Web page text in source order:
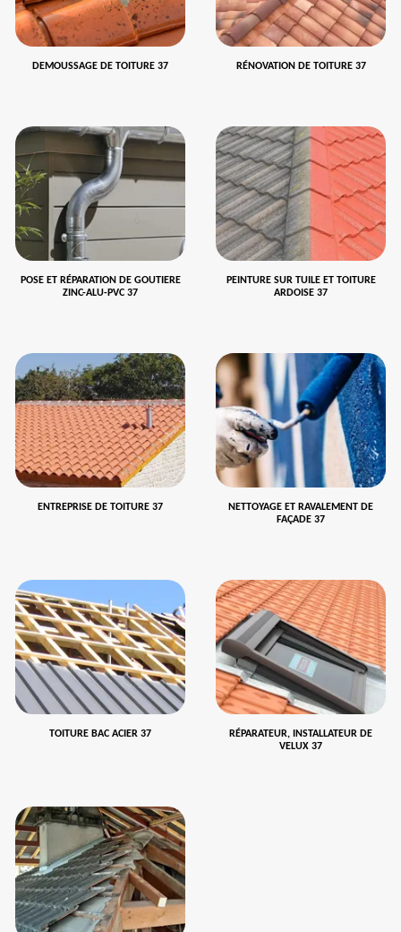
DEMOUSSAGE DE TOITURE 37 RÉNOVATION DE TOITURE 37
POSE ET RÉPARATION DE GOUTIERE
ZINC-ALU-PVC 37
PEINTURE SUR TUILE ET TOITURE
ARDOISE 37
ENTREPRISE DE TOITURE 37
NETTOYAGE ET RAVALEMENT DE
FAÇADE 37
TOITURE BAC ACIER 37
RÉPARATEUR, INSTALLATEUR DE
VELUX 37